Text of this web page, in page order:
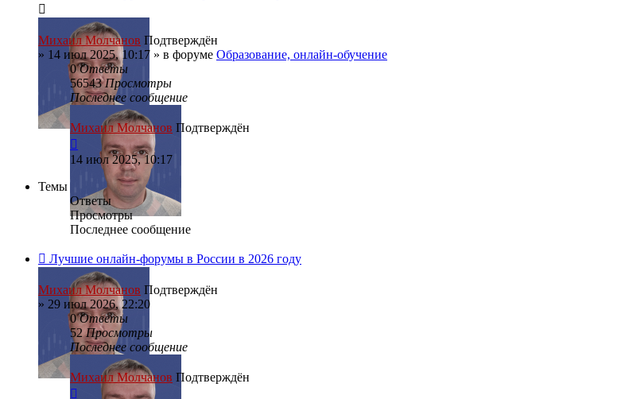
Михаил Молчанов Подтверждён
» 14 июл 2025, 10:17 » в форуме Образование, онлайн-обучение
0Ответы
56543Просмотры
Последнее сообщение
Михаил Молчанов Подтверждён
14 июл 2025, 10:17
Темы
Ответы
Просмотры
Последнее сообщение
Лучшие онлайн-форумы в России в 2026 году
Михаил Молчанов Подтверждён
» 29 июл 2026, 22:20
0Ответы
52Просмотры
Последнее сообщение
Михаил Молчанов Подтверждён